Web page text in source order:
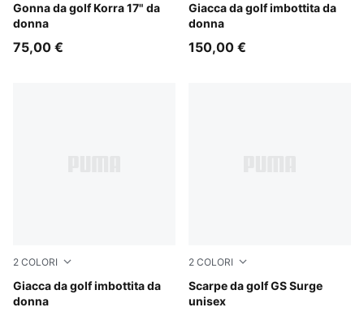
Gonna da golf Korra 17" da
donna
Warm White
75,00 €
Giacca da golf imbottita da
donna
Deep Navy
150,00 €
2 COLORI
Giacca da golf imbottita da
donna
Warm White
2 COLORI
Scarpe da golf GS Surge
unisex
PUMA Black-Warm White-